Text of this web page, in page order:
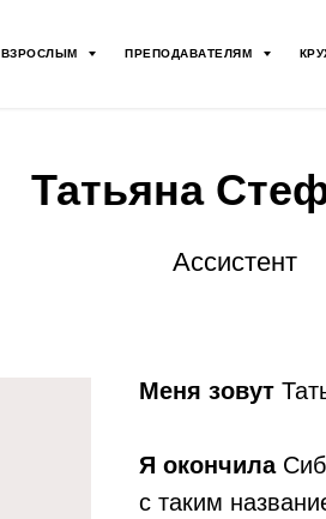
ВЗРОСЛЫМ ПРЕПОДАВАТЕЛЯМ
Татьяна
Ассистент
Меня зовут
Я окончила
с таким